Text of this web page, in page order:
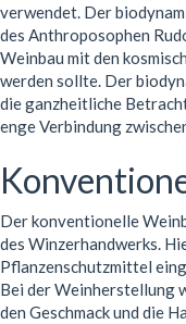
verwendet. Der
des Anthroposophen
Weinbau mit den
werden sollte. Der
die ganzheitliche
enge Verbindung
Der konventionelle
des Winzerhandwerks.
Pflanzenschutzmittel
Bei der Weinherstellung
den Geschmack und die